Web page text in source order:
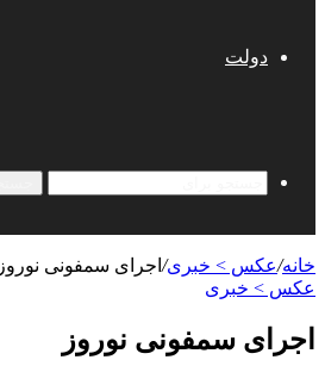
دولت
خانه/عکس > خبری/ اجرای سمفونی نوروز
عکس > خبری
اجرای سمفونی نوروز